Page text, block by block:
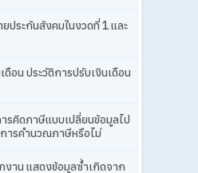
ประกันสังคมในงวดที่ 1 และ
อน ประวัติการปรับเงินเดือน
คิดภาษีแบบเปลี่ยนข้อมูลไป
ารคำนวณภาษีหรือไม่
งาน แสดงข้อมูลซ้ำเกิดจาก